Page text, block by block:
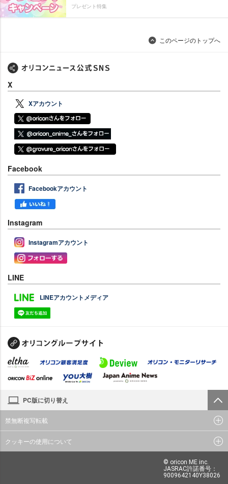
プレゼント特集
このページのトップへ
X
Xアカウント
Facebook
Facebookアカウント
Instagram
Instagramアカウント
LINE
LINEアカウントメディア
PC版に切り替え
禁無断複写転載
クッキーの使用について
© oricon ME inc.
JASRAC許諾番号：
9009642140Y38026